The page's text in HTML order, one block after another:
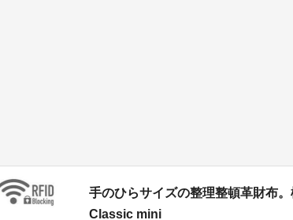
手のひらサイズの整理整頓革財布
Classic mini